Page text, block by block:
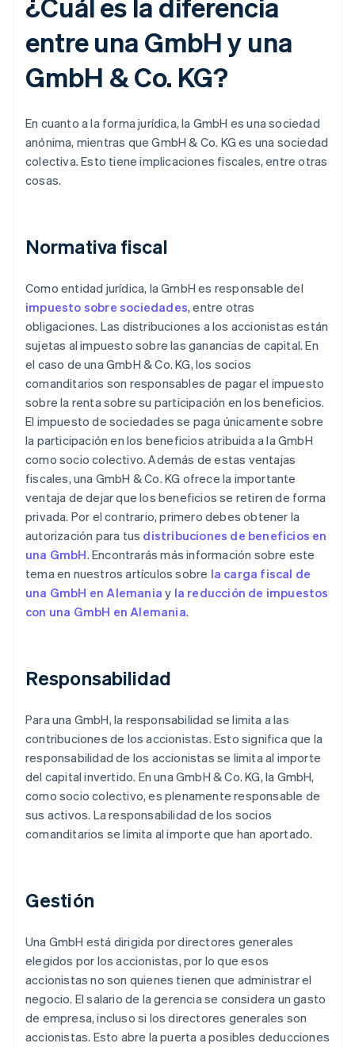
¿Cuál es la diferencia
entre una GmbH y una
GmbH & Co. KG?
En cuanto a la forma jurídica, la GmbH es una sociedad
anónima, mientras que GmbH & Co. KG es una sociedad
colectiva. Esto tiene implicaciones fiscales, entre otras
cosas.
Normativa fiscal
Como entidad jurídica, la GmbH es responsable del
impuesto sobre sociedades, entre otras
obligaciones. Las distribuciones a los accionistas están
sujetas al impuesto sobre las ganancias de capital. En
el caso de una GmbH & Co. KG, los socios
comanditarios son responsables de pagar el impuesto
sobre la renta sobre su participación en los beneficios.
El impuesto de sociedades se paga únicamente sobre
la participación en los beneficios atribuida a la GmbH
como socio colectivo. Además de estas ventajas
fiscales, una GmbH & Co. KG ofrece la importante
ventaja de dejar que los beneficios se retiren de forma
privada. Por el contrario, primero debes obtener la
autorización para tus distribuciones de beneficios en
una GmbH. Encontrarás más información sobre este
tema en nuestros artículos sobre la carga fiscal de
una GmbH en Alemania y la reducción de impuestos
con una GmbH en Alemania.
Responsabilidad
Para una GmbH, la responsabilidad se limita a las
contribuciones de los accionistas. Esto significa que la
responsabilidad de los accionistas se limita al importe
del capital invertido. En una GmbH & Co. KG, la GmbH,
como socio colectivo, es plenamente responsable de
sus activos. La responsabilidad de los socios
comanditarios se limita al importe que han aportado.
Gestión
Una GmbH está dirigida por directores generales
elegidos por los accionistas, por lo que esos
accionistas no son quienes tienen que administrar el
negocio. El salario de la gerencia se considera un gasto
de empresa, incluso si los directores generales son
accionistas. Esto abre la puerta a posibles deducciones